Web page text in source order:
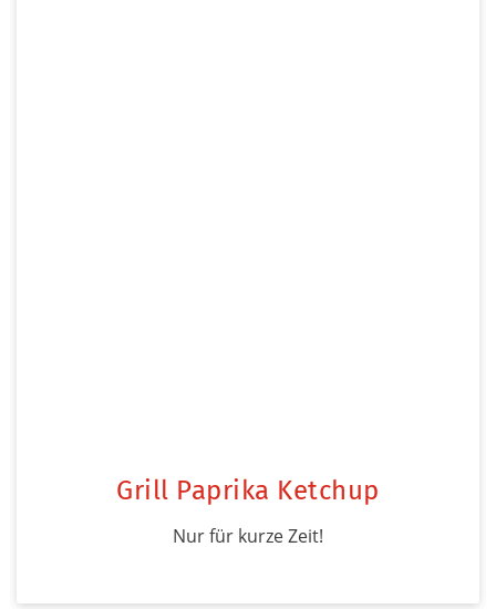
Grill Paprika Ketchup
Nur für kurze Zeit!